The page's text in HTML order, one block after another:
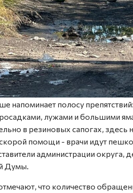
напоминает полосу
лужами и большими
в резиновых сапогах, здесь
помощи - врачи идут
администрации округа,
Думы.
что количество